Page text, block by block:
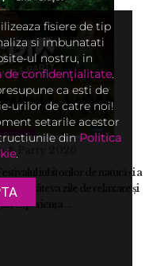
& Party 2026
iubitorilor de natură și a
câteva zile de relaxare și
experiența ...
fisiere de tip
si imbunatati
ul nostru, in
de confidențialitate.
ca esti de
urilor de catre noi!
setarile acestor
din Politica
.